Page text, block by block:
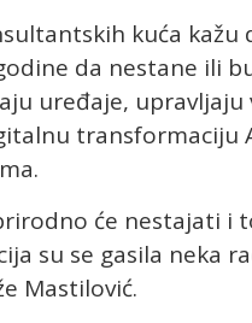
kuća kažu
da nestane ili
uređaje,
transformaciju
će nestajati i
su se gasila neka
Mastilović.